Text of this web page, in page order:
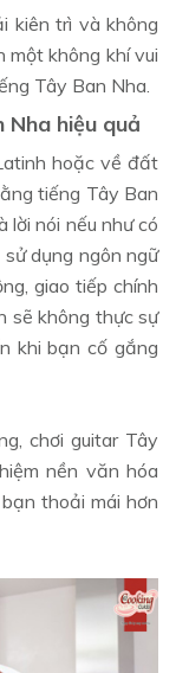
kiên trì và không
một không khí vui
Tây Ban Nha.
hiệu quả
hoặc về đất
tiếng Tây Ban
lời nói nếu như có
dụng ngôn ngữ
giao tiếp chính
sẽ không thực sự
khi bạn cố gắng
chơi guitar Tây
nền văn hóa
thoải mái hơn